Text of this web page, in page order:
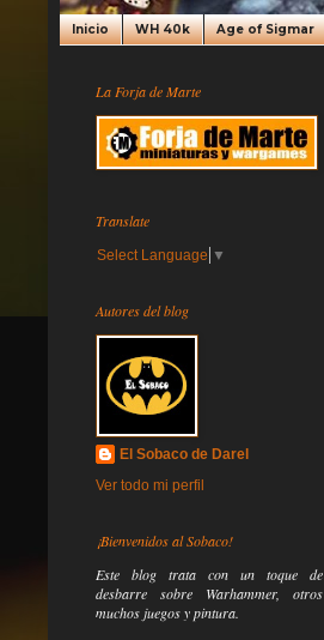
Inicio WH 40k Age of Sigmar
La Forja de Marte
Translate
Select Language ▼
Autores del blog
El Sobaco de Darel
Ver todo mi perfil
¡Bienvenidos al Sobaco!
Este blog trata con un toque de
desbarre sobre Warhammer, otros
muchos juegos y pintura.